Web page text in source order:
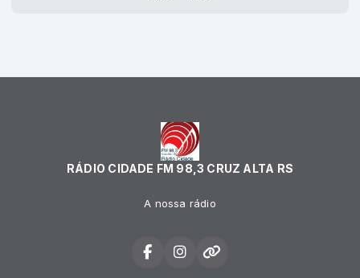
RÁDIO CIDADE FM 98,3 CRUZ ALTA RS
A nossa rádio